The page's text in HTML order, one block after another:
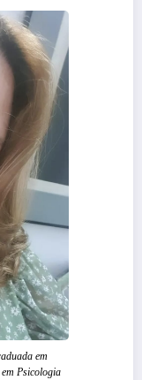
em
Psicologia